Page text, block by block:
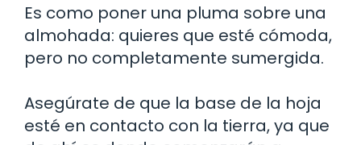
Es como poner una pluma sobre una
almohada: quieres que esté cómoda,
pero no completamente sumergida.
Asegúrate de que la base de la hoja
esté en contacto con la tierra, ya que